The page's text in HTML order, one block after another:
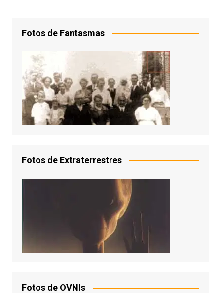
Fotos de Fantasmas
Fotos de Extraterrestres
Fotos de OVNIs